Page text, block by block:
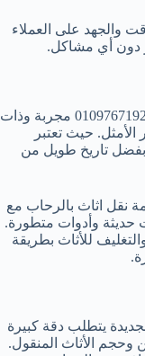
والجهد على العملاء
دون أي مشاكل.
01097671927 مجربة وذات
حيث تعتبر
بفضل تاريخ طويل من
نقل اثاث بالرحاب مع
حديثة وأدوات متطورة.
للأثاث بطريقة
يتطلب دقة كبيرة
وحجم الأثاث المنقول.